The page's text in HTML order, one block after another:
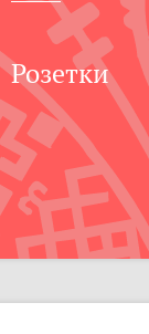
Розетки